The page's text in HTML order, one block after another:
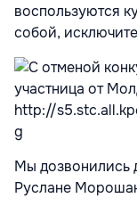
воспользуются
собой,
http://
g
Мы дозвонились
Руслане